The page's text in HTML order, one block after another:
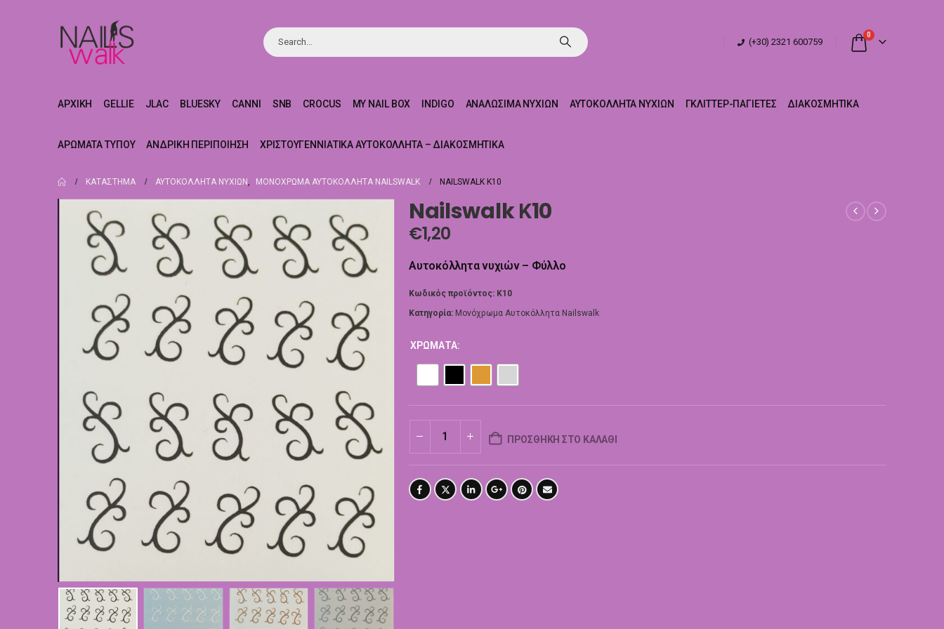
(+30) 2321 600759
0
ΑΡΧΙΚΉ GELLIE JLAC BLUESKY CANNI SNB CROCUS MY NAIL BOX INDIGO ΑΝΑΛΏΣΙΜΑ ΝΥΧΙΏΝ ΑΥΤΟΚΌΛΛΗΤΑ ΝΥΧΙΏΝ ΓΚΛΊΤΤΕΡ-ΠΑΓΙΈΤΕΣ ΔΙΑΚΟΣΜΗΤΙΚΆ
ΑΡΏΜΑΤΑ ΤΎΠΟΥ ΑΝΔΡΙΚΉ ΠΕΡΙΠΟΊΗΣΗ ΧΡΙΣΤΟΥΓΕΝΝΙΆΤΙΚΑ ΑΥΤΟΚΌΛΛΗΤΑ – ΔΙΑΚΟΣΜΗΤΙΚΆ
ΚΑΤΆΣΤΗΜΑ ΑΥΤΟΚΌΛΛΗΤΑ ΝΥΧΙΏΝ , ΜΟΝΌΧΡΩΜΑ ΑΥΤΟΚΌΛΛΗΤΑ NAILSWALK NAILSWALK Κ10
Nailswalk Κ10
€1,20
Αυτοκόλλητα νυχιών – Φύλλο
Κωδικός προϊόντος: Κ10
Κατηγορία: Μονόχρωμα Αυτοκόλλητα Nailswalk
ΧΡΏΜΑΤΑ
ΠΡΟΣΘΉΚΗ ΣΤΟ ΚΑΛΆΘΙ